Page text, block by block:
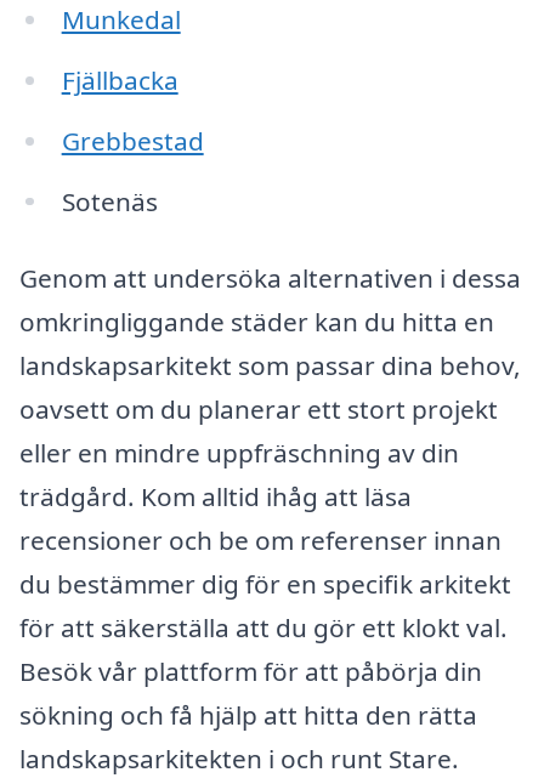
Munkedal
Fjällbacka
Grebbestad
Sotenäs
Genom att undersöka alternativen i dessa
omkringliggande städer kan du hitta en
landskapsarkitekt som passar dina behov,
oavsett om du planerar ett stort projekt
eller en mindre uppfräschning av din
trädgård. Kom alltid ihåg att läsa
recensioner och be om referenser innan
du bestämmer dig för en specifik arkitekt
för att säkerställa att du gör ett klokt val.
Besök vår plattform för att påbörja din
sökning och få hjälp att hitta den rätta
landskapsarkitekten i och runt Stare.